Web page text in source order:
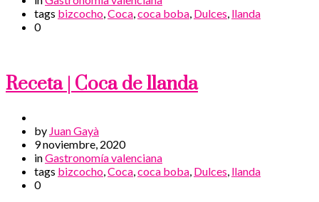
tags bizcocho,Coca,coca boba, Dulces, llanda
0
Receta | Coca de llanda
by Juan Gayà
9 noviembre, 2020
inGastronomía valenciana
tags bizcocho,Coca,coca boba, Dulces, llanda
0